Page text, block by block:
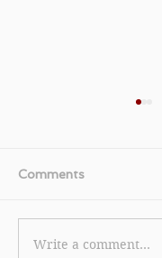
【美國運通白金
Comments
Write a comment...